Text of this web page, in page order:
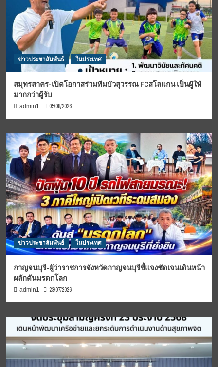
ข่าวประชาสัมพันธ์ ในประเทศ
สมุทรสาคร-เปิดโอกาสร่วมทีมบัวสุวรรณ FCสโลแกน เป็นผู้ให้
มากกว่าผู้รับ
admin1 05/08/2026
ข่าวประชาสัมพันธ์ ในประเทศ
กาญจนบุรี-ผู้ว่าราชการจังหวัดกาญจนบุรีชี้แจงชัดเจนเดินหน้า
ผลักดันมรดกโลก
admin1 23/07/2026